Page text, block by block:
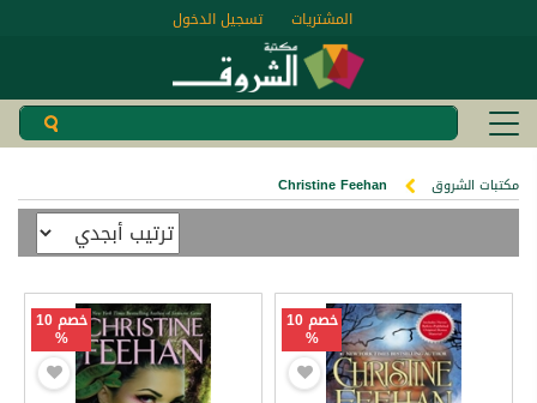
تسجيل الدخول المشتريات
مكتبات الشروق Christine Feehan
خصم 10
%
خصم 10
%